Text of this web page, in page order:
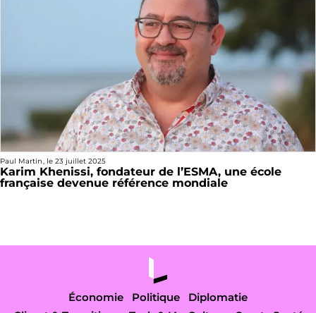
Paul Martin, le 23 juillet 2025
Karim Khenissi, fondateur de l’ESMA, une école
française devenue référence mondiale
Économie Politique
Diplomatie